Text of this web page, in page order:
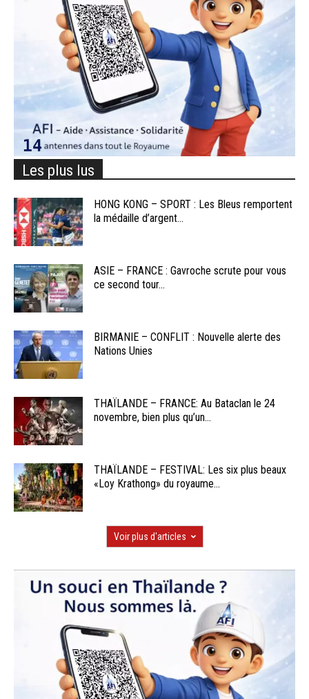
Les plus lus
HONG KONG – SPORT : Les Bleus remportent
la médaille d’argent...
ASIE – FRANCE : Gavroche scrute pour vous
ce second tour...
BIRMANIE – CONFLIT : Nouvelle alerte des
Nations Unies
THAÏLANDE – FRANCE: Au Bataclan le 24
novembre, bien plus qu’un...
THAÏLANDE – FESTIVAL: Les six plus beaux
«Loy Krathong» du royaume...
Voir plus d'articles